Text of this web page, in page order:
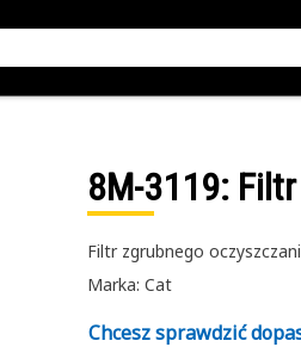
8M-3119:
Filtr zgrubnego
Marka: Cat
Chcesz sprawdzić